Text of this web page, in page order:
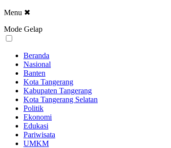
Menu ✖
Mode Gelap
Beranda
Nasional
Banten
Kota Tangerang
Kabupaten Tangerang
Kota Tangerang Selatan
Politik
Ekonomi
Edukasi
Pariwisata
UMKM